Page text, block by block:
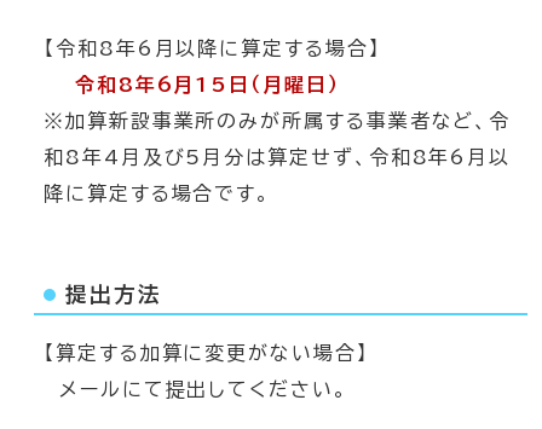
【令和8年6月以降に算定する場合】
令和8年6月15日（月曜日）
※加算新設事業所のみが所属する事業者など、令
和8年4月及び5月分は算定せず、令和8年6月以
降に算定する場合です。
提出方法
【算定する加算に変更がない場合】
メールにて提出してください。